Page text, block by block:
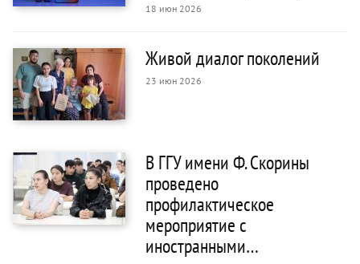
Живой диалог поколений
23 июн 2026
18 июн 2026
В ГГУ имени Ф. Скорины
проведено
профилактическое
мероприятие с
иностранными…